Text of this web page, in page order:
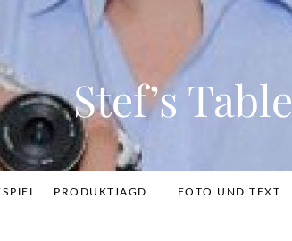
Stef’s Table
PRODUKTJAGD FOTO UND TEXT